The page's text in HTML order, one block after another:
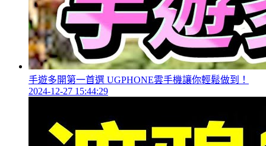
手遊多開第一首選 UGPHONE雲手機讓你輕鬆做到！
2024-12-27 15:44:29